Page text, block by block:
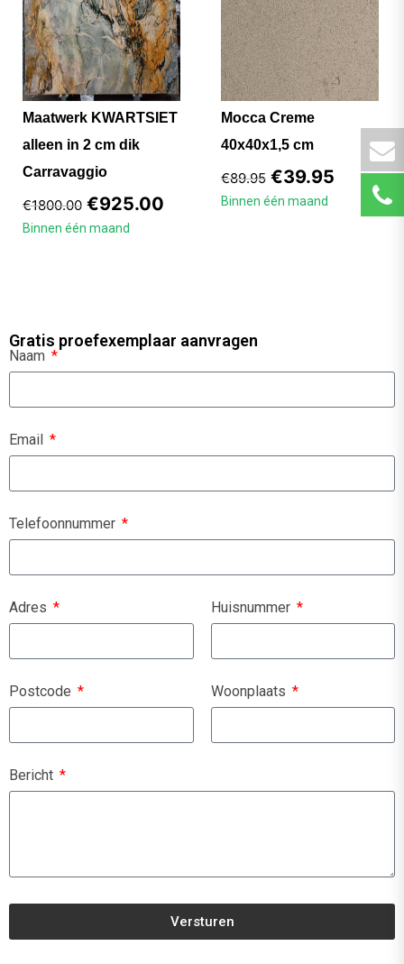
Maatwerk KWARTSIET
alleen in 2 cm dik
Carravaggio
€1800.00 €925.00
Binnen één maand
Mocca Creme
40x40x1,5 cm
€89.95 €39.95
Binnen één maand
Gratis proefexemplaar aanvragen
Naam
Email
Telefoonnummer
Adres Huisnummer
Postcode Woonplaats
Bericht
Versturen